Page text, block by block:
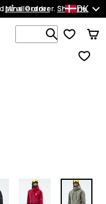
på alle ordrer. Shop nu
Mine Ordrer DK
Søg i 1